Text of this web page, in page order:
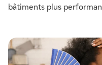
bâtiments plus
d’évaluer, dès sa
pour protéger des